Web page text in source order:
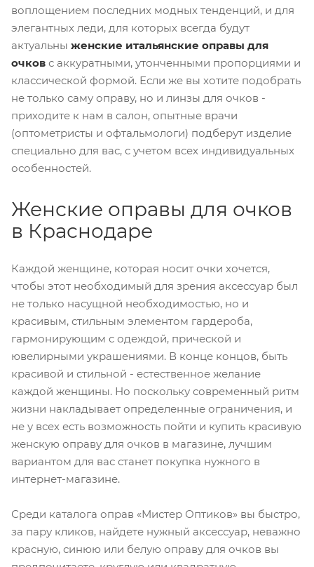
воплощением последних модных тенденций, и для
элегантных леди, для которых всегда будут
актуальны женские итальянские оправы для
очков с аккуратными, утонченными пропорциями и
классической формой. Если же вы хотите подобрать
не только саму оправу, но и линзы для очков -
приходите к нам в салон, опытные врачи
(оптометристы и офтальмологи) подберут изделие
специально для вас, с учетом всех индивидуальных
особенностей.
Женские оправы для очков
в Краснодаре
Каждой женщине, которая носит очки хочется,
чтобы этот необходимый для зрения аксессуар был
не только насущной необходимостью, но и
красивым, стильным элементом гардероба,
гармонирующим с одеждой, прической и
ювелирными украшениями. В конце концов, быть
красивой и стильной - естественное желание
каждой женщины. Но поскольку современный ритм
жизни накладывает определенные ограничения, и
не у всех есть возможность пойти и купить красивую
женскую оправу для очков в магазине, лучшим
вариантом для вас станет покупка нужного в
интернет-магазине.
Среди каталога оправ «Мистер Оптиков» вы быстро,
за пару кликов, найдете нужный аксессуар, неважно
красную, синюю или белую оправу для очков вы